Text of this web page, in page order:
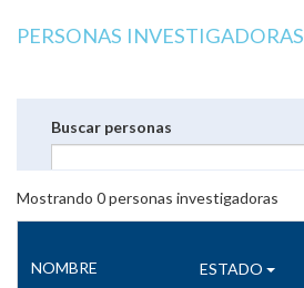
PERSONAS INVESTIGADORAS
Buscar personas
Mostrando 0personas investigadoras
NOMBRE ESTADO